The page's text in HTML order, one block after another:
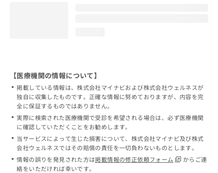
【医療機関の情報について】
掲載している情報は、株式会社マイナビおよび株式会社ウェルネスが
独自に収集したものです。正確な情報に努めておりますが、内容を完
全に保証するものではありません。
実際に検索された医療機関で受診を希望される場合は、必ず医療機関
に確認していただくことをお勧めします。
当サービスによって生じた損害について、株式会社マイナビ及び株式
会社ウェルネスではその賠償の責任を一切負わないものとします。
情報の誤りを発見された方は掲載情報の修正依頼フォーム
からご連
絡をいただければ幸いです。